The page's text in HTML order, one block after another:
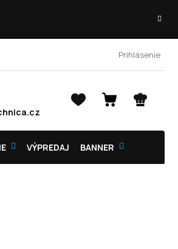
Prihlásenie
NÁKUPNÝ
VÝPREDAJ BANNER